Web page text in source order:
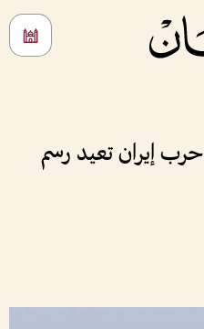
إيران تعيد رسم